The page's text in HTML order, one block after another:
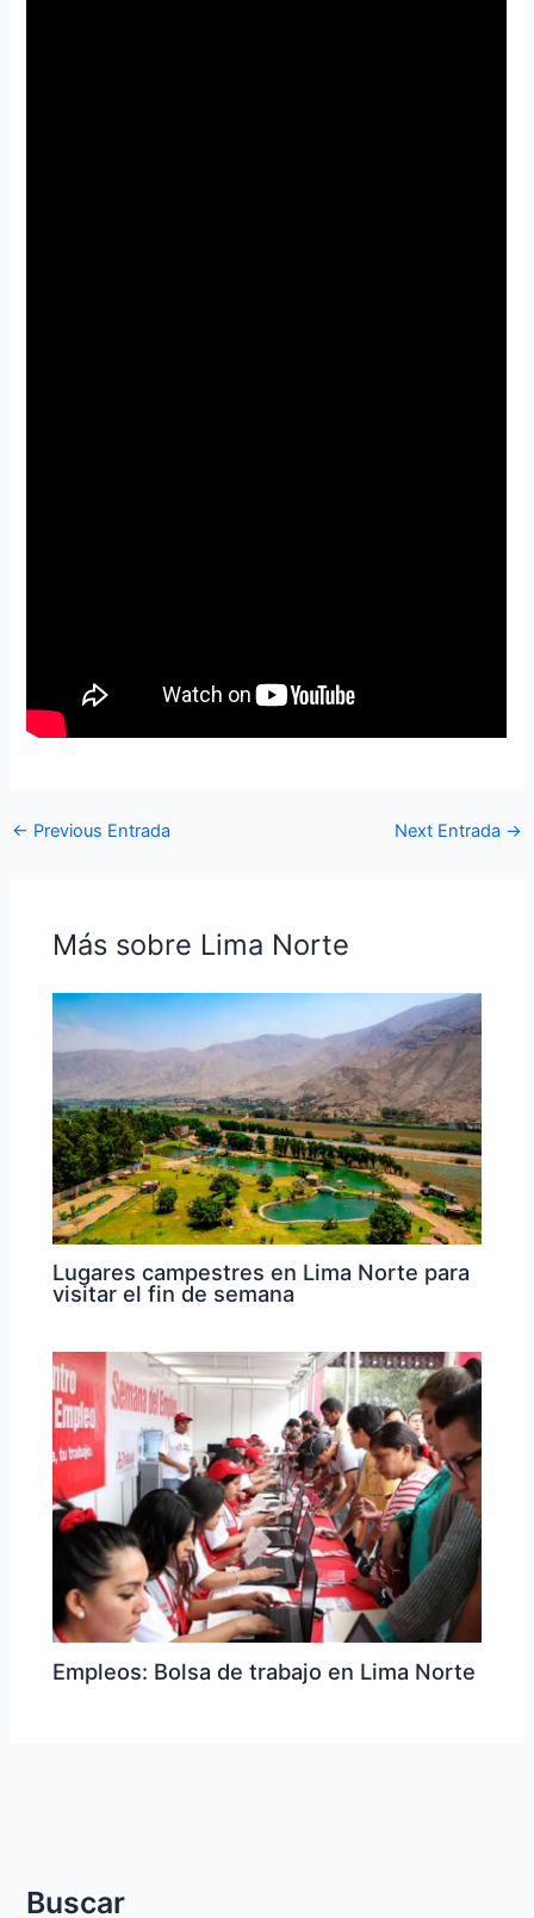
← Previous Entrada Next Entrada →
Más sobre Lima Norte
Lugares campestres en Lima Norte para
visitar el fin de semana
Empleos: Bolsa de trabajo en Lima Norte
Buscar